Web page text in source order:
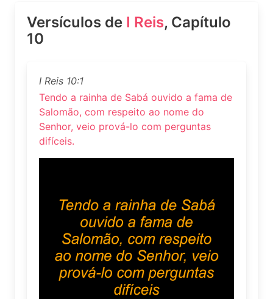
Versículos de I Reis, Capítulo
10
I Reis 10:1
Tendo a rainha de Sabá ouvido a fama de
Salomão, com respeito ao nome do
Senhor, veio prová-lo com perguntas
difíceis.